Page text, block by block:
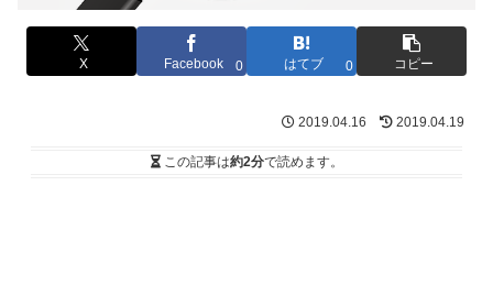
X Facebook 0 はてブ 0 コピー
2019.04.16 2019.04.19
この記事は約2分で読めます。